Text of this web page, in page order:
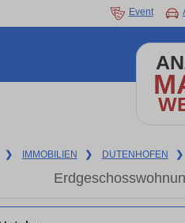
Event
❯ IMMOBILIEN ❯ DUTENHOFEN ❯